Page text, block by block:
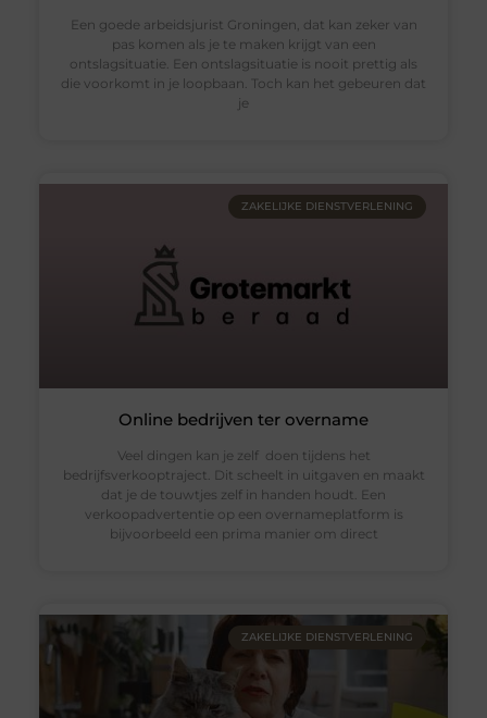
Een goede arbeidsjurist Groningen, dat kan zeker van
pas komen als je te maken krijgt van een
ontslagsituatie. Een ontslagsituatie is nooit prettig als
die voorkomt in je loopbaan. Toch kan het gebeuren dat
je
ZAKELIJKE DIENSTVERLENING
Online bedrijven ter overname
Veel dingen kan je zelf doen tijdens het
bedrijfsverkooptraject. Dit scheelt in uitgaven en maakt
dat je de touwtjes zelf in handen houdt. Een
verkoopadvertentie op een overnameplatform is
bijvoorbeeld een prima manier om direct
ZAKELIJKE DIENSTVERLENING